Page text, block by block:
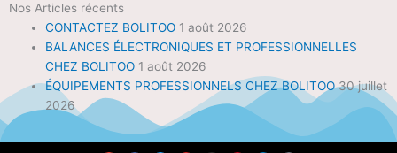
Nos Articles récents
CONTACTEZ BOLITOO 1 août 2026
BALANCES ÉLECTRONIQUES ET PROFESSIONNELLES
CHEZ BOLITOO 1 août 2026
ÉQUIPEMENTS PROFESSIONNELS CHEZ BOLITOO 30 juillet
2026